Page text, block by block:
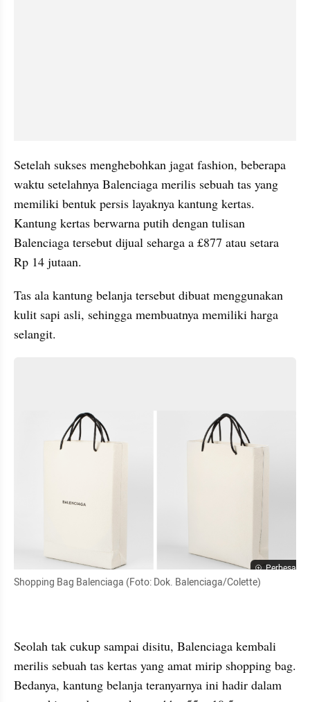
Setelah sukses menghebohkan jagat fashion, beberapa
waktu setelahnya Balenciaga merilis sebuah tas yang
memiliki bentuk persis layaknya kantung kertas.
Kantung kertas berwarna putih dengan tulisan
Balenciaga tersebut dijual seharga a £877 atau setara
Rp 14 jutaan.
Tas ala kantung belanja tersebut dibuat menggunakan
kulit sapi asli, sehingga membuatnya memiliki harga
selangit.
Perbesar
Shopping Bag Balenciaga (Foto: Dok. Balenciaga/Colette)
Seolah tak cukup sampai disitu, Balenciaga kembali
merilis sebuah tas kertas yang amat mirip shopping bag.
Bedanya, kantung belanja teranyarnya ini hadir dalam